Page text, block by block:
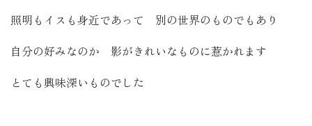
照明もイスも身近であって 別の世界のものでもあり
自分の好みなのか 影がきれいなものに惹かれます
とても興味深いものでした